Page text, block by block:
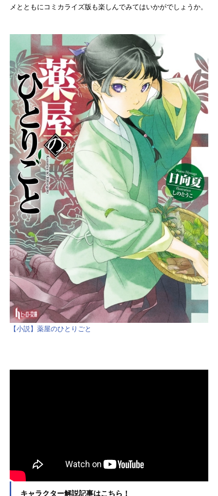
メとともにコミカライズ版も楽しんでみてはいかがでしょうか。
【小説】薬屋のひとりごと
キャラクター解説記事はこちら！